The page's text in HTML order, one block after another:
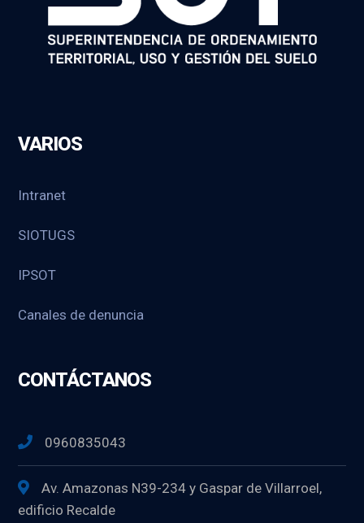
VARIOS
Intranet
SIOTUGS
IPSOT
Canales de denuncia
CONTÁCTANOS
0960835043
Av. Amazonas N39-234 y Gaspar de Villarroel,
edificio Recalde